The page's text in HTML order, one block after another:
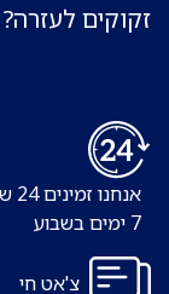
זקוקים לעזרה?
אנחנו זמינים 24 שעות ביממה,
צ'אט חי